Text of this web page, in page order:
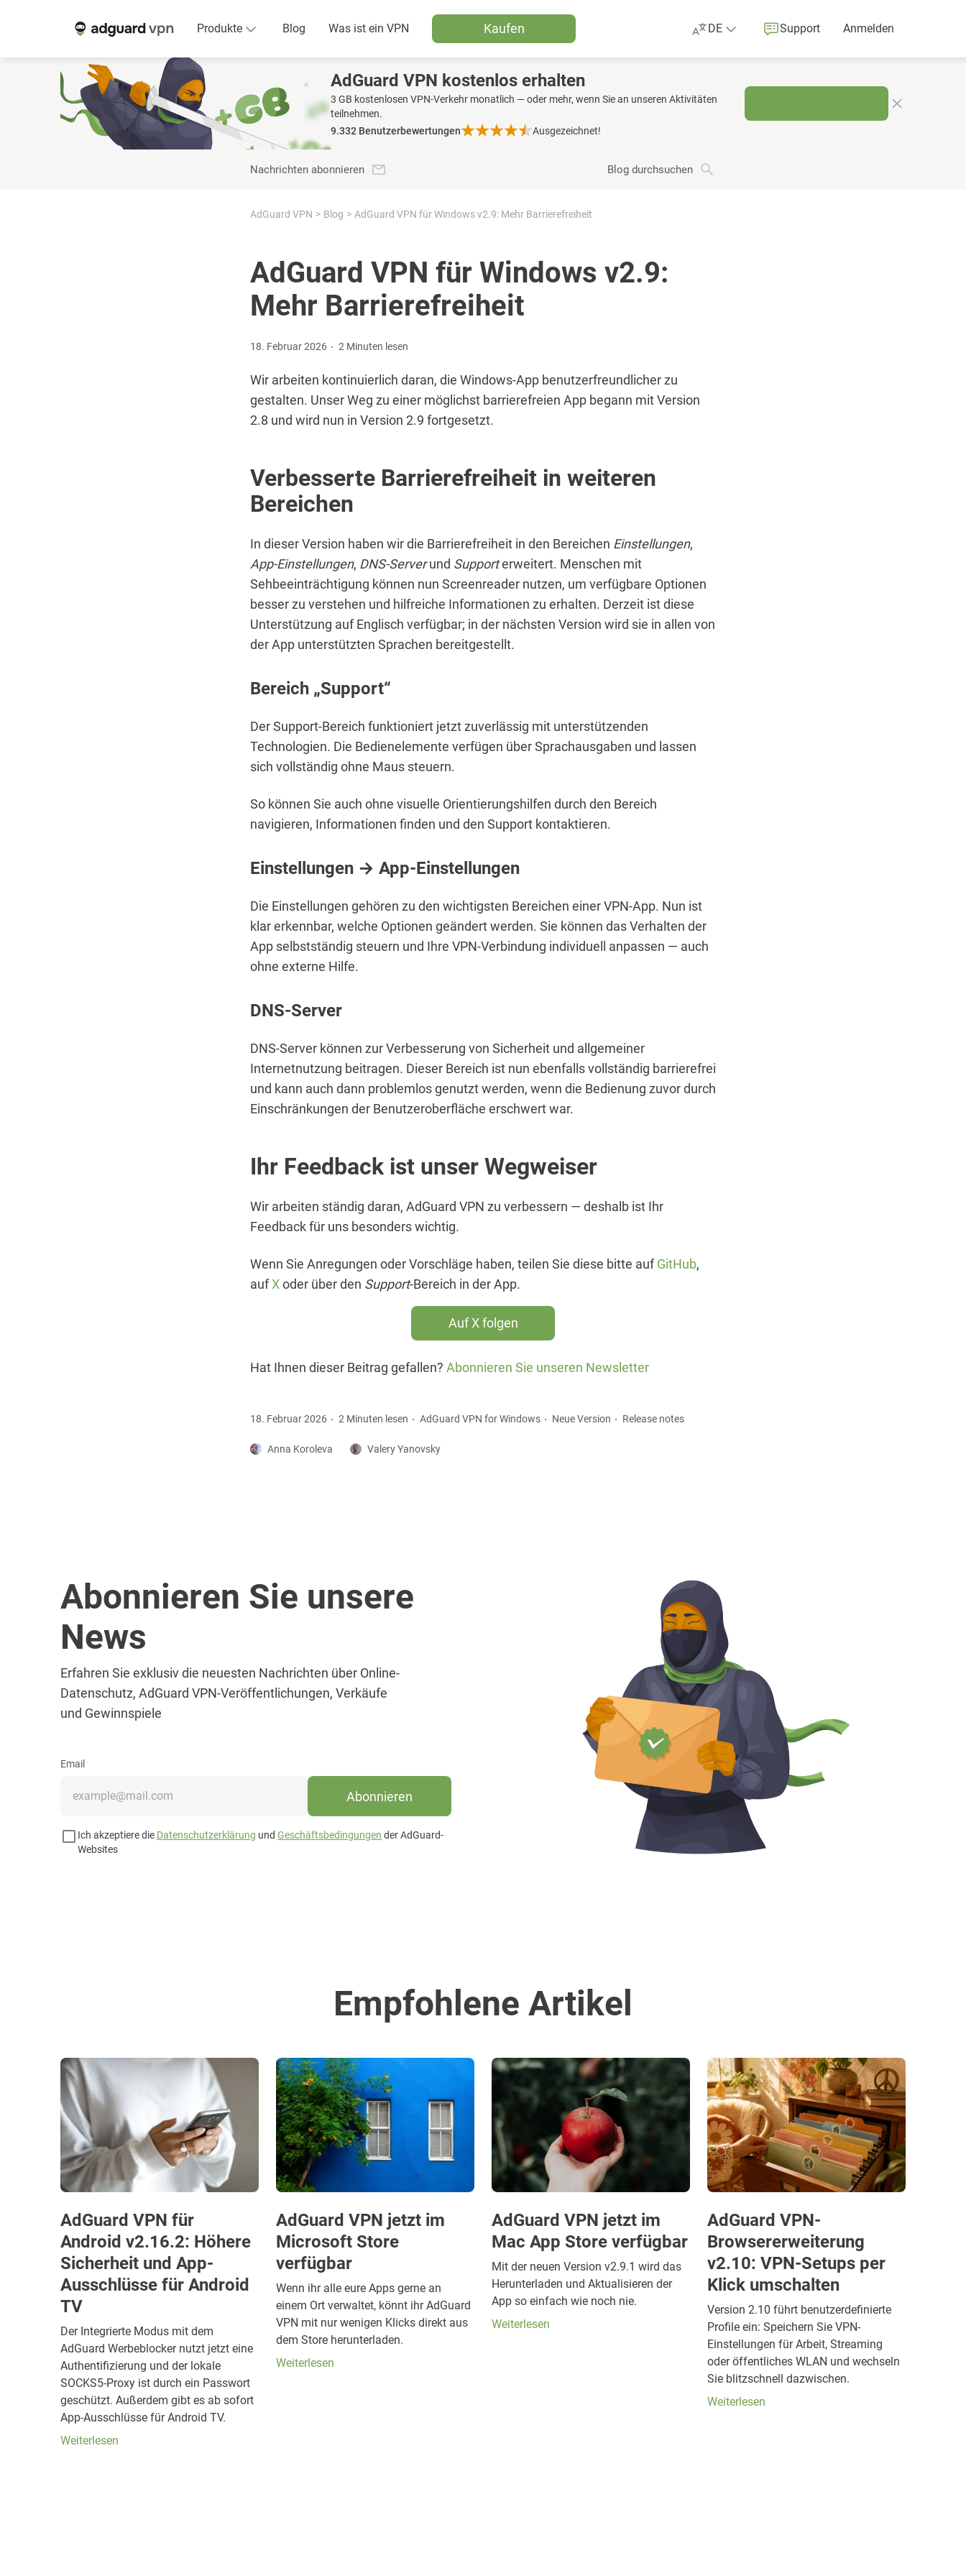
Produkte Blog Was ist ein VPN Kaufen DE Support Anmelden
AdGuard VPN kostenlos erhalten
3 GB kostenlosen VPN-Verkehr monatlich — oder mehr, wenn Sie an unseren Aktivitäten
teilnehmen.
9.332 Benutzerbewertungen Ausgezeichnet!
Nachrichten abonnieren Blog durchsuchen
AdGuard VPN Blog AdGuard VPN für Windows v2.9: Mehr Barrierefreiheit
AdGuard VPN für Windows v2.9:
Mehr Barrierefreiheit
18. Februar 2026 2 Minuten lesen
Wir arbeiten kontinuierlich daran, die Windows-App benutzerfreundlicher zu
gestalten. Unser Weg zu einer möglichst barrierefreien App begann mit Version
2.8 und wird nun in Version 2.9 fortgesetzt.
Verbesserte Barrierefreiheit in weiteren
Bereichen
In dieser Version haben wir die Barrierefreiheit in den Bereichen Einstellungen,
App-Einstellungen, DNS-Serverund Supporterweitert. Menschen mit
Sehbeeinträchtigung können nun Screenreader nutzen, um verfügbare Optionen
besser zu verstehen und hilfreiche Informationen zu erhalten. Derzeit ist diese
Unterstützung auf Englisch verfügbar; in der nächsten Version wird sie in allen von
der App unterstützten Sprachen bereitgestellt.
Bereich „Support“
Der Support-Bereich funktioniert jetzt zuverlässig mit unterstützenden
Technologien. Die Bedienelemente verfügen über Sprachausgaben und lassen
sich vollständig ohne Maus steuern.
So können Sie auch ohne visuelle Orientierungshilfen durch den Bereich
navigieren, Informationen finden und den Support kontaktieren.
Einstellungen → App-Einstellungen
Die Einstellungen gehören zu den wichtigsten Bereichen einer VPN-App. Nun ist
klar erkennbar, welche Optionen geändert werden. Sie können das Verhalten der
App selbstständig steuern und Ihre VPN-Verbindung individuell anpassen — auch
ohne externe Hilfe.
DNS-Server
DNS-Server können zur Verbesserung von Sicherheit und allgemeiner
Internetnutzung beitragen. Dieser Bereich ist nun ebenfalls vollständig barrierefrei
und kann auch dann problemlos genutzt werden, wenn die Bedienung zuvor durch
Einschränkungen der Benutzeroberfläche erschwert war.
Ihr Feedback ist unser Wegweiser
Wir arbeiten ständig daran, AdGuard VPN zu verbessern — deshalb ist Ihr
Feedback für uns besonders wichtig.
Wenn Sie Anregungen oder Vorschläge haben, teilen Sie diese bitte aufGitHub,
aufXoder über den Support-Bereich in der App.
Auf X folgen
Hat Ihnen dieser Beitrag gefallen? Abonnieren Sie unseren Newsletter
18. Februar 2026 2 Minuten lesen AdGuard VPN for Windows Neue Version Release notes
Anna Koroleva Valery Yanovsky
Abonnieren Sie unsere
News
Erfahren Sie exklusiv die neuesten Nachrichten über Online-
Datenschutz, AdGuard VPN-Veröffentlichungen, Verkäufe
und Gewinnspiele
Email
Abonnieren
Ich akzeptiere die Datenschutzerklärung und Geschäftsbedingungen der AdGuard-
Websites
Empfohlene Artikel
AdGuard VPN für
Android v2.16.2: Höhere
Sicherheit und App-
Ausschlüsse für Android
TV
Der Integrierte Modus mit dem
AdGuard Werbeblocker nutzt jetzt eine
Authentifizierung und der lokale
SOCKS5-Proxy ist durch ein Passwort
geschützt. Außerdem gibt es ab sofort
App-Ausschlüsse für Android TV.
Weiterlesen
AdGuard VPN jetzt im
Microsoft Store
verfügbar
Wenn ihr alle eure Apps gerne an
einem Ort verwaltet, könnt ihr AdGuard
VPN mit nur wenigen Klicks direkt aus
dem Store herunterladen.
Weiterlesen
AdGuard VPN jetzt im
Mac App Store verfügbar
Mit der neuen Version v2.9.1 wird das
Herunterladen und Aktualisieren der
App so einfach wie noch nie.
Weiterlesen
AdGuard VPN-
Browsererweiterung
v2.10: VPN-Setups per
Klick umschalten
Version 2.10 führt benutzerdefinierte
Profile ein: Speichern Sie VPN-
Einstellungen für Arbeit, Streaming
oder öffentliches WLAN und wechseln
Sie blitzschnell dazwischen.
Weiterlesen